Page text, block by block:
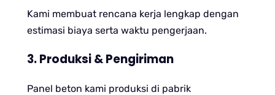
Kami membuat rencana kerja lengkap dengan
estimasi biaya serta waktu pengerjaan.
3. Produksi & Pengiriman
Panel beton kami produksi di pabrik